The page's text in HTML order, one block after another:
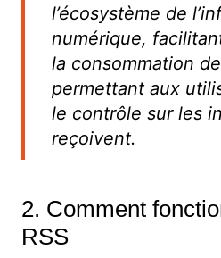
l’écosystème de
numérique,
la consommation
permettant aux
le contrôle sur les
reçoivent.
2. Comment
RSS